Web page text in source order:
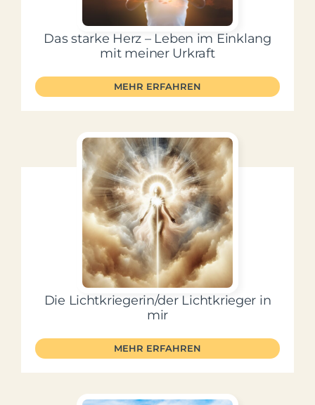
Das starke Herz – Leben im Einklang
mit meiner Urkraft
MEHR ERFAHREN
Die Lichtkriegerin/der Lichtkrieger in
mir
MEHR ERFAHREN